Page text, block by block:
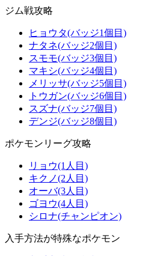
ジム戦攻略
ヒョウタ(バッジ1個目)
ナタネ(バッジ2個目)
スモモ(バッジ3個目)
マキシ(バッジ4個目)
メリッサ(バッジ5個目)
トウガン(バッジ6個目)
スズナ(バッジ7個目)
デンジ(バッジ8個目)
ポケモンリーグ攻略
リョウ(1人目)
キクノ(2人目)
オーバ(3人目)
ゴヨウ(4人目)
シロナ(チャンピオン)
入手方法が特殊なポケモン